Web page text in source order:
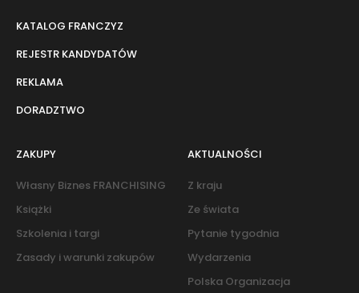
KATALOG FRANCZYZ
REJESTR KANDYDATÓW
REKLAMA
DORADZTWO
ZAKUPY
Własny Biznes FRANCHISING
Książki
Szkolenia i targi
Zasady i warunki zakupów
AKTUALNOŚCI
Z kraju
Ze świata
Pytanie tygodnia
Wydarzenia
Polska Organizacja